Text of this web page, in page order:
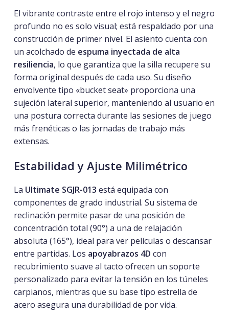
El vibrante contraste entre el rojo intenso y el negro
profundo no es solo visual; está respaldado por una
construcción de primer nivel. El asiento cuenta con
un acolchado de espuma inyectada de alta
resiliencia, lo que garantiza que la silla recupere su
forma original después de cada uso. Su diseño
envolvente tipo «bucket seat» proporciona una
sujeción lateral superior, manteniendo al usuario en
una postura correcta durante las sesiones de juego
más frenéticas o las jornadas de trabajo más
extensas.
Estabilidad y Ajuste Milimétrico
La Ultimate SGJR-013 está equipada con
componentes de grado industrial. Su sistema de
reclinación permite pasar de una posición de
concentración total (90°) a una de relajación
absoluta (165°), ideal para ver películas o descansar
entre partidas. Los apoyabrazos 4D con
recubrimiento suave al tacto ofrecen un soporte
personalizado para evitar la tensión en los túneles
carpianos, mientras que su base tipo estrella de
acero asegura una durabilidad de por vida.